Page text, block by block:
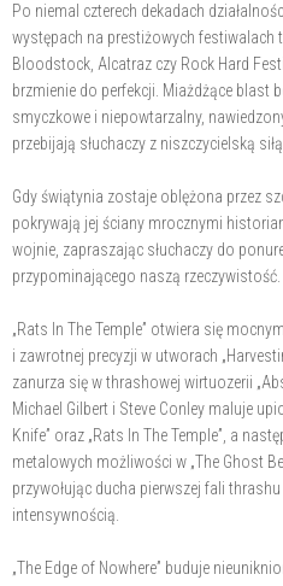
Po niemal czterech dekadach
występach na prestiżowych festiwalach
Bloodstock, Alcatraz czy Rock Hard
brzmienie do perfekcji. Miażdżące blast
smyczkowe i niepowtarzalny,
przebijają słuchaczy z niszczycielską
Gdy świątynia zostaje oblężona przez
pokrywają jej ściany mrocznymi
wojnie, zapraszając słuchaczy do
przypominającego naszą rzeczywistość.
„Rats In The Temple” otwiera się
i zawrotnej precyzji w utworach
zanurza się w thrashowej wirtuozerii
Michael Gilbert i Steve Conley maluje
Knife” oraz „Rats In The Temple”, a
metalowych możliwości w „The Ghost
przywołując ducha pierwszej fali
intensywnością.
„The Edge of Nowhere” buduje